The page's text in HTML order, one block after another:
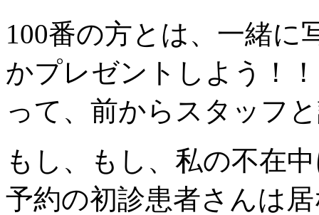
100番の方とは、一緒に
かプレゼントしよう！！
って、前からスタッフ
もし、もし、私の不在
予約の初診患者さんは